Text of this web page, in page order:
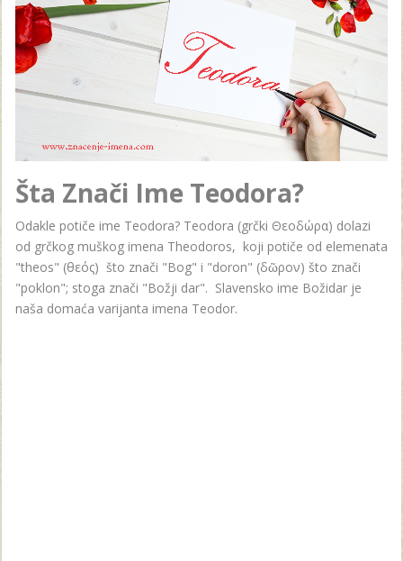
Šta Znači Ime Teodora?
Odakle potiče ime Teodora? Teodora (grčki Θεοδώρα) dolazi
od grčkog muškog imena Theodoros, koji potiče od elemenata
"theos" (θεός) što znači "Bog" i "doron" (δῶρον) što znači
"poklon"; stoga znači "Božji dar". Slavensko ime Božidar je
naša domaća varijanta imena Teodor.